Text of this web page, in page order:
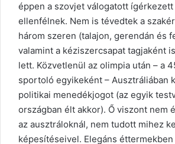
éppen a szovjet válogatott
ellenfélnek. Nem is tévedtek a
három szeren (talajon, gerendán és
valamint a kéziszercsapat tagjaként
lett. Közvetlenül az olimpia után – a
sportoló egyikeként – Ausztráliában
politikai menedékjogot (az egyik
országban élt akkor). Ő viszont nem
az ausztráloknál, nem tudott mihez
képesítéseivel. Elegáns